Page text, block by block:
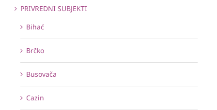
PRIVREDNI SUBJEKTI
Bihać
Brčko
Busovača
Cazin